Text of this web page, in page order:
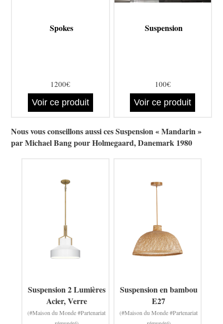
Spokes
1200€
Voir ce produit
Suspension
100€
Voir ce produit
Nous vous conseillons aussi ces Suspension « Mandarin »
par Michael Bang pour Holmegaard, Danemark 1980
Suspension 2 Lumières
Acier, Verre
(#Maison du Monde #Partenariat
Suspension en bambou
E27
(#Maison du Monde #Partenariat